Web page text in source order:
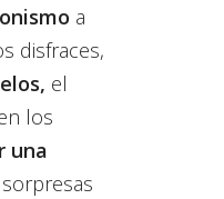
a
disfraces,
el
los
una